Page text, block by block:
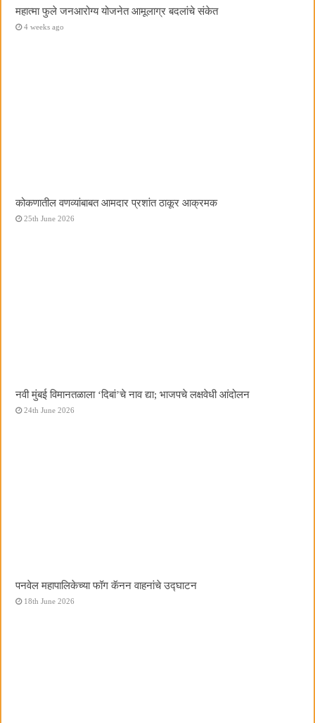
महात्मा फुले जनआरोग्य योजनेत आमूलाग्र बदलांचे संकेत
4 weeks ago
कोकणातील वणव्यांबाबत आमदार प्रशांत ठाकूर आक्रमक
25th June 2026
नवी मुंबई विमानतळाला ‌‘दिबां‌’चे नाव द्या; भाजपचे लक्षवेधी आंदोलन
24th June 2026
पनवेल महापालिकेच्या फॉग कॅनन वाहनांचे उद्घाटन
18th June 2026